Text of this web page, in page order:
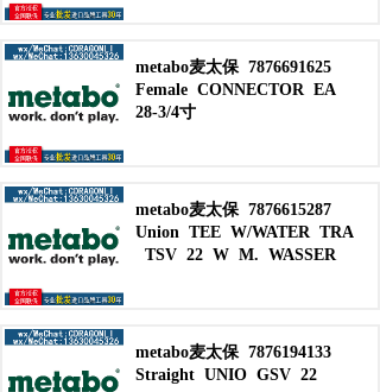
metabo麦太保 7876691625
Female CONNECTOR EA
28-3/4寸
metabo麦太保 7876615287
Union TEE W/WATER TRA
TSV 22 W M. WASSER
metabo麦太保 7876194133
Straight UNIO GSV 22